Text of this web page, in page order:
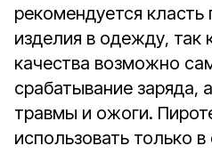
рекомендуется класть
изделия в одежду, так
качества возможно
срабатывание заряда,
травмы и ожоги.
использовать только в